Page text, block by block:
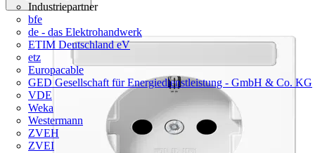
Industriepartner
bfe
de - das Elektrohandwerk
ETIM Deutschland eV
etz
Europacable
GED Gesellschaft für Energiedienstleistung - GmbH & Co. KG
VDE
Weka
Westermann
ZVEH
ZVEI